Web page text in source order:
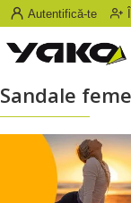
Autentifică-te
Sandale